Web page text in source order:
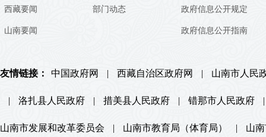
西藏要闻
山南要闻
部门动态 政府信息公开规定
政府信息公开指南
友情链接： 中国政府网 | 西藏自治区政府网 | 山南市人民
| 洛扎县人民政府 | 措美县人民政府 | 错那市人民政府 |
山南市发展和改革委员会 | 山南市教育局（体育局） | 山